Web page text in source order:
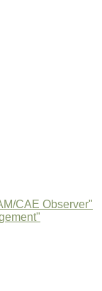
CAE Observer"